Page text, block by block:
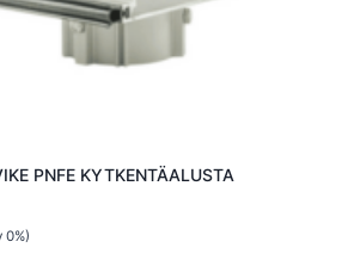
PNFE KYTKENTÄALUSTA
0%)